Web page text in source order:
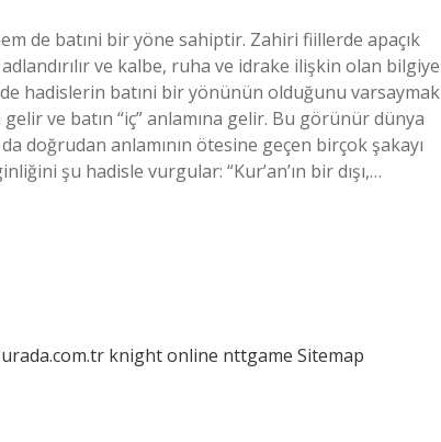
de batıni bir yöne sahiptir. Zahiri fiillerde apaçık
ve kalbe, ruha ve idrake ilişkin olan bilgiye
hadislerin batıni bir yönünün olduğunu varsaymak
ve batın “iç” anlamına gelir. Bu görünür dünya
doğrudan anlamının ötesine geçen birçok şakayı
şu hadisle vurgular: “Kur’an’ın bir dışı,…
knight online nttgame Sitemap